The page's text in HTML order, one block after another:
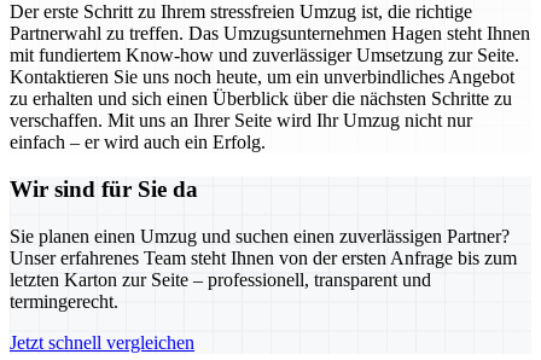
Der erste Schritt zu Ihrem stressfreien Umzug ist, die richtige
Partnerwahl zu treffen. Das Umzugsunternehmen Hagen steht Ihnen
mit fundiertem Know-how und zuverlässiger Umsetzung zur Seite.
Kontaktieren Sie uns noch heute, um ein unverbindliches Angebot
zu erhalten und sich einen Überblick über die nächsten Schritte zu
verschaffen. Mit uns an Ihrer Seite wird Ihr Umzug nicht nur
einfach – er wird auch ein Erfolg.
Wir sind für Sie da
Sie planen einen Umzug und suchen einen zuverlässigen Partner?
Unser erfahrenes Team steht Ihnen von der ersten Anfrage bis zum
letzten Karton zur Seite – professionell, transparent und
termingerecht.
Jetzt schnell vergleichen